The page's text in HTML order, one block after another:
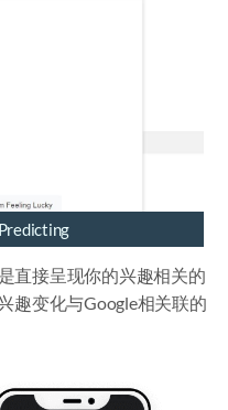
直接呈现你的兴趣相关的
趣变化与Google相关联的